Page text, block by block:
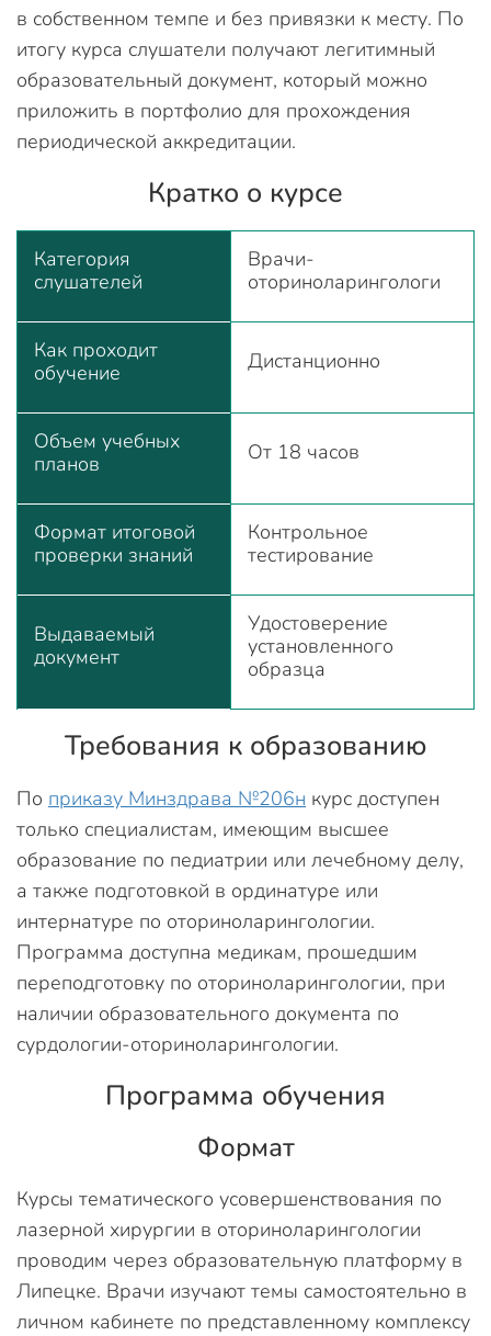
в собственном темпе и без привязки к месту. По
итогу курса слушатели получают легитимный
образовательный документ, который можно
приложить в портфолио для прохождения
периодической аккредитации.
Кратко о курсе
Категория
слушателей
Врачи-
оториноларингологи
Как проходит
обучение
Дистанционно
Объем учебных
планов
От 18 часов
Формат итоговой
проверки знаний
Контрольное
тестирование
Выдаваемый
документ
Удостоверение
установленного
образца
Требования к образованию
По приказу Минздрава №206н курс доступен
только специалистам, имеющим высшее
образование по педиатрии или лечебному делу,
а также подготовкой в ординатуре или
интернатуре по оториноларингологии.
Программа доступна медикам, прошедшим
переподготовку по оториноларингологии, при
наличии образовательного документа по
сурдологии-оториноларингологии.
Программа обучения
Формат
Курсы тематического усовершенствования по
лазерной хирургии в оториноларингологии
проводим через образовательную платформу в
Липецке. Врачи изучают темы самостоятельно в
личном кабинете по представленному комплексу